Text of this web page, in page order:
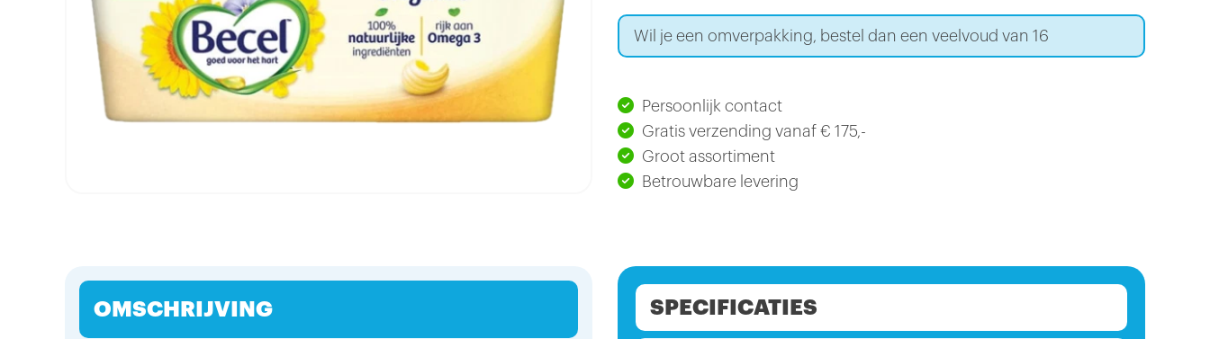
Wil je een omverpakking, bestel dan een veelvoud van 16
Persoonlijk contact
Gratis verzending vanaf € 175,-
Groot assortiment
Betrouwbare levering
OMSCHRIJVING SPECIFICATIES